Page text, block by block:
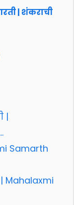
| शंकराची
|
Samarth
Mahalaxmi